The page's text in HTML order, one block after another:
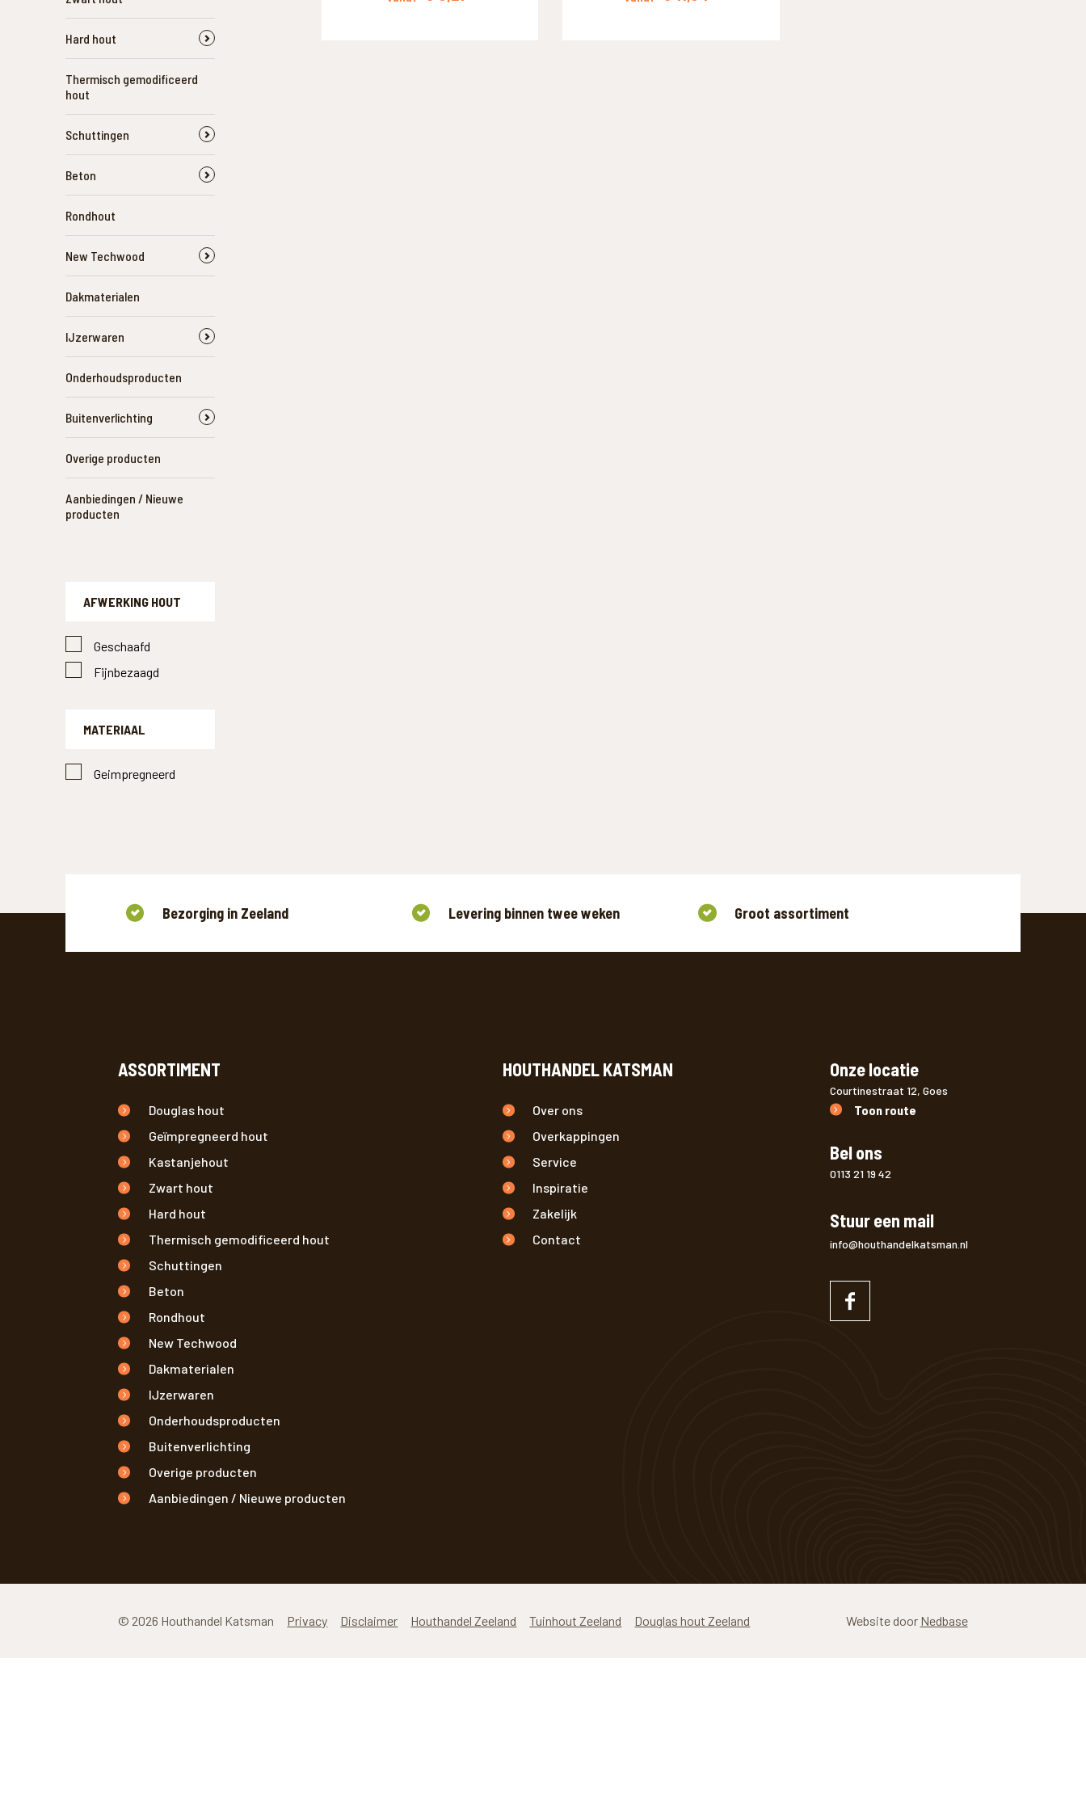
Hard hout
Thermisch gemodificeerd
hout
Schuttingen
Beton
Rondhout
New Techwood
Dakmaterialen
IJzerwaren
Onderhoudsproducten
Buitenverlichting
Overige producten
Aanbiedingen / Nieuwe
producten
AFWERKING HOUT
Geschaafd
Fijnbezaagd
MATERIAAL
Geimpregneerd
Bezorging in Zeeland Levering binnen twee weken Groot assortiment
ASSORTIMENT
Douglas hout
Geïmpregneerd hout
Kastanjehout
Zwart hout
Hard hout
Thermisch gemodificeerd hout
Schuttingen
Beton
Rondhout
New Techwood
Dakmaterialen
IJzerwaren
Onderhoudsproducten
Buitenverlichting
Overige producten
Aanbiedingen / Nieuwe producten
HOUTHANDEL KATSMAN
Over ons
Overkappingen
Service
Inspiratie
Zakelijk
Contact
Onze locatie
Courtinestraat 12, Goes
Toon route
Bel ons
0113 21 19 42
Stuur een mail
info@houthandelkatsman.nl
© 2026 Houthandel Katsman Privacy Disclaimer Houthandel Zeeland Tuinhout Zeeland Douglas hout Zeeland Website door Nedbase